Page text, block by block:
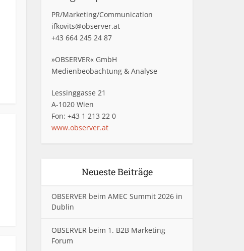
PR/Marketing/Communication
ifkovits@observer.at
+43 664 245 24 87
»OBSERVER« GmbH
Medienbeobachtung & Analyse
Lessinggasse 21
A-1020 Wien
Fon: +43 1 213 22 0
www.observer.at
Neueste Beiträge
OBSERVER beim AMEC Summit 2026 in
Dublin
OBSERVER beim 1. B2B Marketing
Forum